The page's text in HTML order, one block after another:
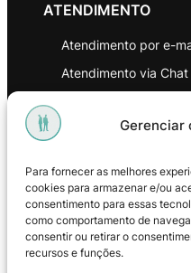
Gerenciar
Para fornecer as melhores
cookies para armazenar e/ou
consentimento para essas
como comportamento de
consentir ou retirar o
recursos e funções.
ATENDIMENTO
Atendimento por e-
Atendimento via Chat
Política de
Política de Troca e
Política de Reembolso